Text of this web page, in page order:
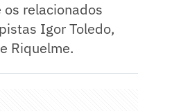
relacionados
Igor Toledo,
Riquelme.